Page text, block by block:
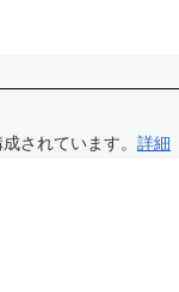
されています。 詳細